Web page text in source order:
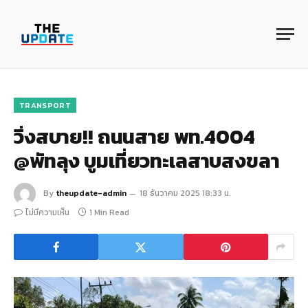
TRANSPORT
วิ่งสบาย!! ถนนสาย พท.4004
@พัทลุง บูมเที่ยวทะเลสาบสงขลา
By theupdate-admin
18 ธันวาคม 2025 18:33 น.
ไม่มีความเห็น
1 Min Read